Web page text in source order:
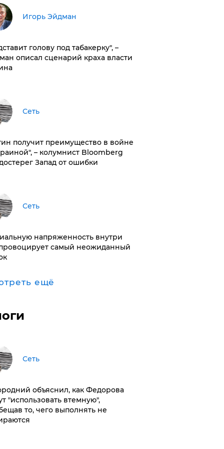
Игорь Эйдман
голову под табакерку", –
описал сценарий краха власти
Сеть
получит преимущество в войне
– колумнист Bloomberg
Запад от ошибки
Сеть
напряженность внутри
самый неожиданный
ещё
Сеть
объяснил, как Федорова
"использовать втемную",
то, чего выполнять не